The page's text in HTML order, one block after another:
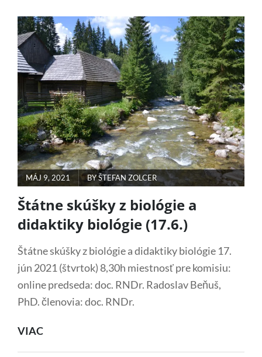
A
DIDAKTIKY
BIOLÓGIE
(16.6.)
POSTED
ON
MÁJ 9, 2021 BYŠTEFAN ZOLCER
Štátne skúšky z biológie a
didaktiky biológie (17.6.)
Štátne skúšky z biológie a didaktiky biológie 17.
jún 2021 (štvrtok) 8,30h miestnosť pre komisiu:
online predseda: doc. RNDr. Radoslav Beňuš,
PhD. členovia: doc. RNDr.
VIACŠTÁTNE